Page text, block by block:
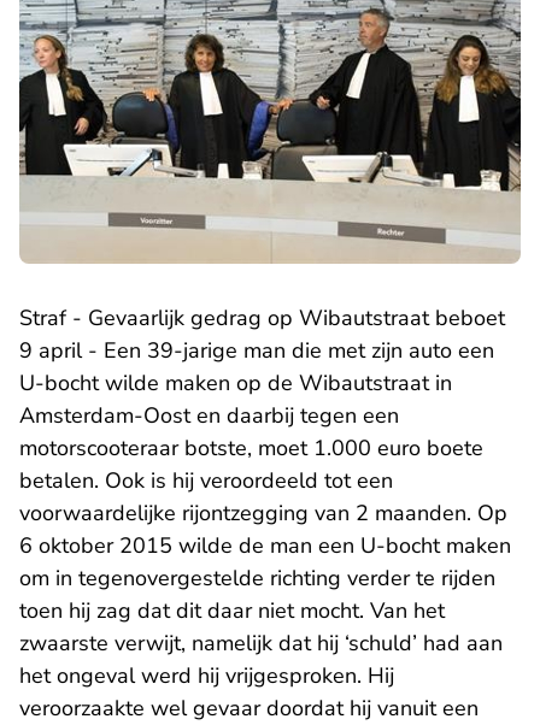
Straf - Gevaarlijk gedrag op Wibautstraat beboet
9 april - Een 39-jarige man die met zijn auto een
U-bocht wilde maken op de Wibautstraat in
Amsterdam-Oost en daarbij tegen een
motorscooteraar botste, moet 1.000 euro boete
betalen. Ook is hij veroordeeld tot een
voorwaardelijke rijontzegging van 2 maanden. Op
6 oktober 2015 wilde de man een U-bocht maken
om in tegenovergestelde richting verder te rijden
toen hij zag dat dit daar niet mocht. Van het
zwaarste verwijt, namelijk dat hij ‘schuld’ had aan
het ongeval werd hij vrijgesproken. Hij
veroorzaakte wel gevaar doordat hij vanuit een